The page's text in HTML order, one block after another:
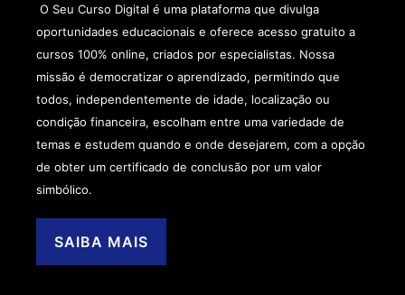
O Seu Curso Digital é uma plataforma que divulga
oportunidades educacionais e oferece acesso gratuito a
cursos 100% online, criados por especialistas. Nossa
missão é democratizar o aprendizado, permitindo que
todos, independentemente de idade, localização ou
condição financeira, escolham entre uma variedade de
temas e estudem quando e onde desejarem, com a opção
de obter um certificado de conclusão por um valor
simbólico.
SAIBA MAIS